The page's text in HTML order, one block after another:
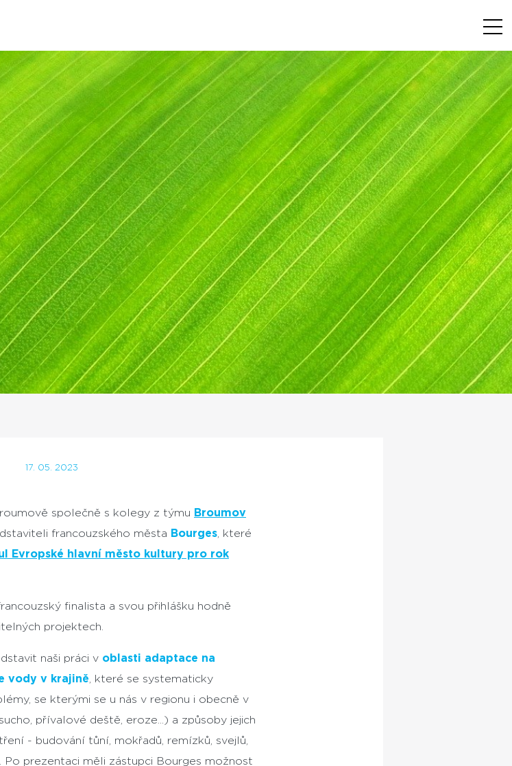
17. 05. 2023
společně s kolegy z týmu Broumov
francouzského města Bourges , které
Evropské hlavní město kultury pro rok
finalista a svou přihlášku hodně
projektech.
naši práci v oblasti adaptace na
vody v krajině , které se systematicky
se kterými se u nás v regionu i obecně v
přívalové deště, eroze...) a způsoby jejich
- budování tůní, mokřadů, remízků, svejlů,
Po prezentaci měli zástupci Bourges možnost